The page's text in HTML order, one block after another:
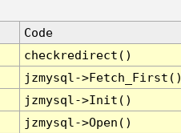
Code
checkredirect()
jzmysql-
jzmysql->Init()
jzmysql->Open()